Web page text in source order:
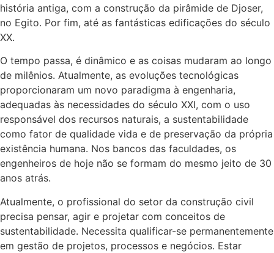
história antiga, com a construção da pirâmide de Djoser,
no Egito. Por fim, até as fantásticas edificações do século
XX.
O tempo passa, é dinâmico e as coisas mudaram ao longo
de milênios. Atualmente, as evoluções tecnológicas
proporcionaram um novo paradigma à engenharia,
adequadas às necessidades do século XXI, com o uso
responsável dos recursos naturais, a sustentabilidade
como fator de qualidade vida e de preservação da própria
existência humana. Nos bancos das faculdades, os
engenheiros de hoje não se formam do mesmo jeito de 30
anos atrás.
Atualmente, o profissional do setor da construção civil
precisa pensar, agir e projetar com conceitos de
sustentabilidade. Necessita qualificar-se permanentemente
em gestão de projetos, processos e negócios. Estar